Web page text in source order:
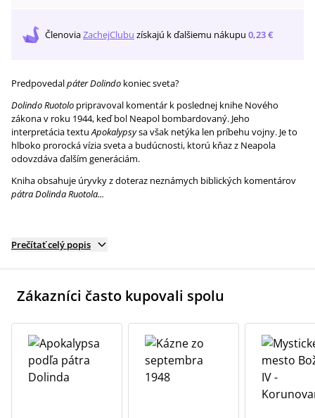
ČlenoviaZachejClubu získajú k ďalšiemu nákupu 0,23 €
PredpovedalpáterDolindo koniec sveta?
Dolindo Ruotolo pripravoval komentár k poslednej knihe Nového
zákona v roku 1944, keď bol Neapol bombardovaný. Jeho
interpretácia textuApokalypsysa však netýka len príbehu vojny. Je to
hlboko prorocká vízia sveta a budúcnosti, ktorú kňaz z Neapola
odovzdáva ďalším generáciám.
Kniha obsahuje úryvky z doteraz neznámych biblických komentárov
pátra Dolinda Ruotola...
Prečítať celý popis
Zákazníci často kupovali spolu